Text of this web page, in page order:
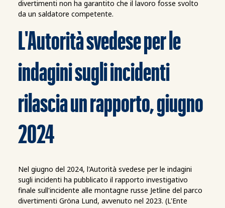
divertimenti non ha garantito che il lavoro fosse svolto
da un saldatore competente.
L'Autorità svedese per le
indagini sugli incidenti
rilascia un rapporto, giugno
2024
Nel giugno del 2024, l'Autorità svedese per le indagini
sugli incidenti ha pubblicato il rapporto investigativo
finale sull'incidente alle montagne russe Jetline del parco
divertimenti Gröna Lund, avvenuto nel 2023. (L'Ente